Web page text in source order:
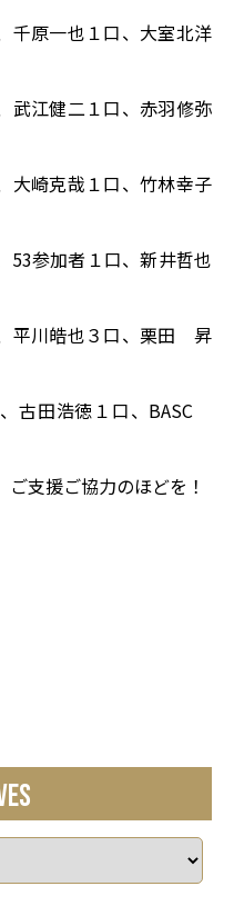
千原一也１口、大室北洋
武江健二１口、赤羽修弥
崎克哉１口、竹林幸子
参加者１口、新井哲也
平川皓也３口、栗田 昇
田浩徳１口、BASC
支援ご協力のほどを！